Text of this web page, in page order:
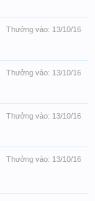
Thưởng vào: 13/10/16
Thưởng vào: 13/10/16
Thưởng vào: 13/10/16
Thưởng vào: 13/10/16